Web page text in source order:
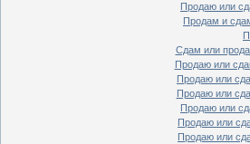
Продаю или
Продам и
Сдам или
Продаю или
Продаю или
Продаю или
Продаю или
Продаю или
Продаю или